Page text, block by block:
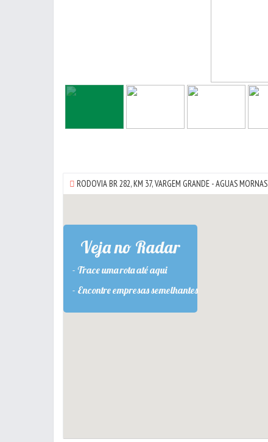
RODOVIA BR 282, KM 37,VARGEM GRANDE -AGUAS MORNAS
Veja no Radar
- Trace uma rota até aqui
- Encontre empresas semelhantes